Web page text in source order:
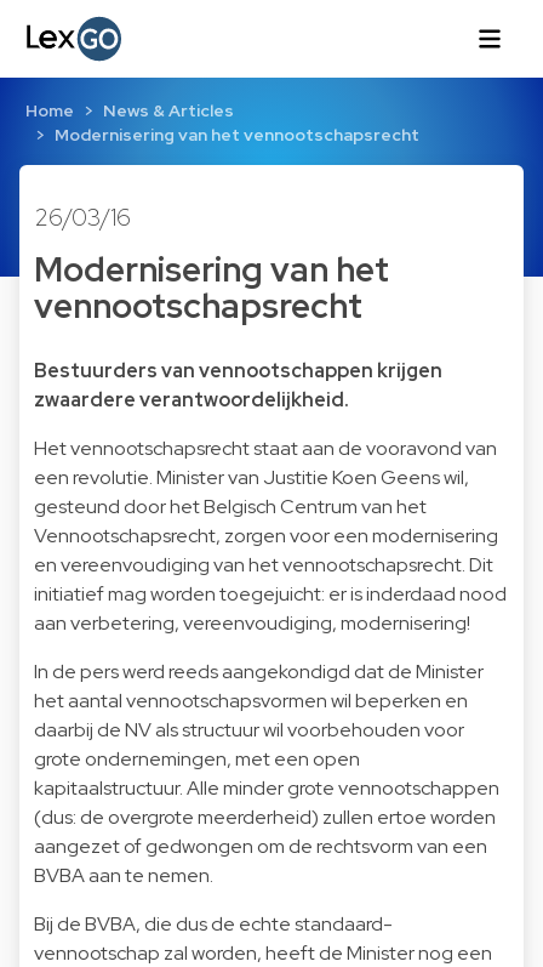
Home
News & Articles
Modernisering van het vennootschapsrecht
26/03/16
Modernisering van het
vennootschapsrecht
Bestuurders van vennootschappen krijgen
zwaardere verantwoordelijkheid.
Het vennootschapsrecht staat aan de vooravond van
een revolutie. Minister van Justitie Koen Geens wil,
gesteund door het Belgisch Centrum van het
Vennootschapsrecht, zorgen voor een modernisering
en vereenvoudiging van het vennootschapsrecht. Dit
initiatief mag worden toegejuicht: er is inderdaad nood
aan verbetering, vereenvoudiging, modernisering!
In de pers werd reeds aangekondigd dat de Minister
het aantal vennootschapsvormen wil beperken en
daarbij de NV als structuur wil voorbehouden voor
grote ondernemingen, met een open
kapitaalstructuur. Alle minder grote vennootschappen
(dus: de overgrote meerderheid) zullen ertoe worden
aangezet of gedwongen om de rechtsvorm van een
BVBA aan te nemen.
Bij de BVBA, die dus de echte standaard-
vennootschap zal worden, heeft de Minister nog een